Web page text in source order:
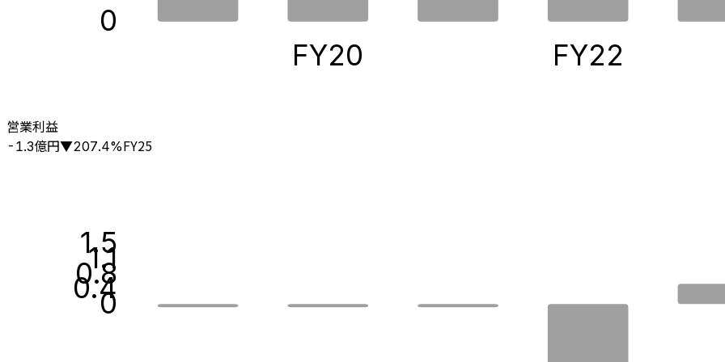
0
FY20 FY22
営業利益
-1.3億円▼207.4%FY25
0
0.4
0.8
1.1
1.5